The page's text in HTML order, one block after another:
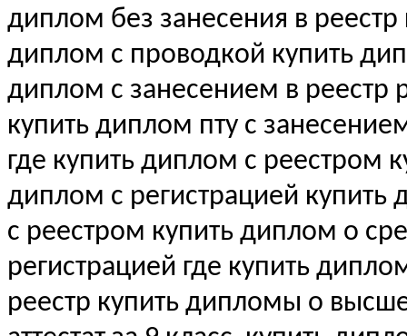
диплом без занесения в
диплом с проводкой купить
диплом с занесением в реестр
купить диплом пту с
где купить диплом с реестром
диплом с регистрацией
с реестром купить диплом о
регистрацией где купить
реестр купить дипломы о